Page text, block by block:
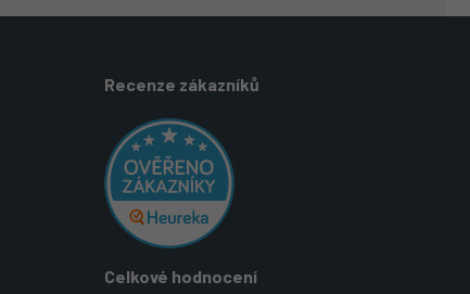
Recenze zákazníků
Celkové hodnocení